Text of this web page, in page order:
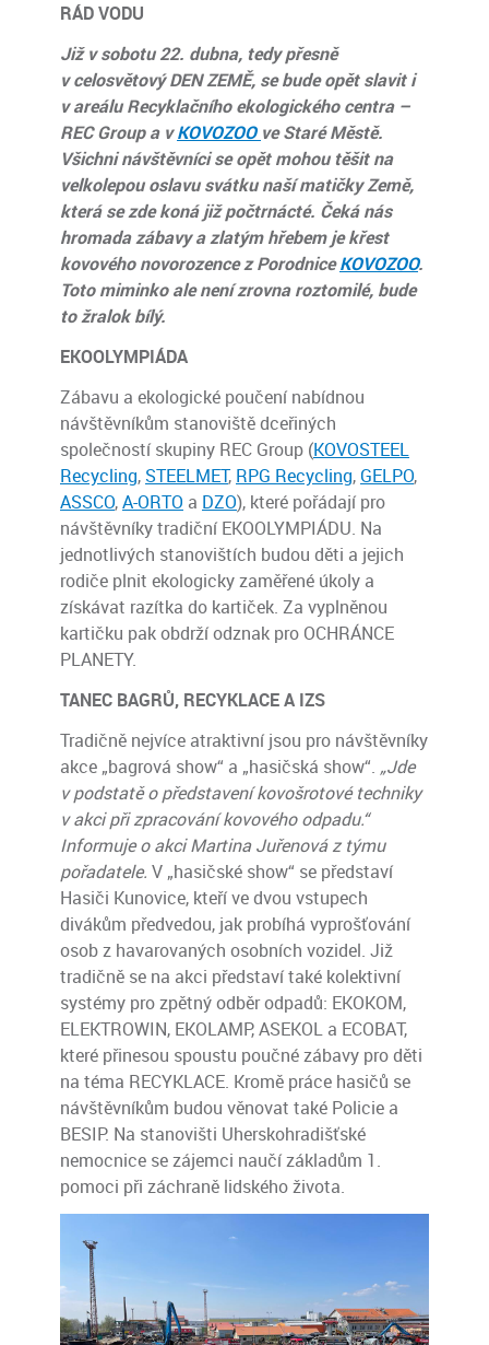
RÁD VODU
Již v sobotu 22. dubna, tedy přesně
v celosvětový DEN ZEMĚ, se bude opět slavit i
v areálu Recyklačního ekologického centra –
REC Group a vKOVOZOO ve Staré Městě.
Všichni návštěvníci se opět mohou těšit na
velkolepou oslavu svátku naší matičky Země,
která se zde koná již počtrnácté. Čeká nás
hromada zábavy a zlatým hřebem je křest
kovového novorozence z PorodniceKOVOZOO.
Toto miminko ale není zrovna roztomilé, bude
to žralok bílý.
EKOOLYMPIÁDA
Zábavu a ekologické poučení nabídnou
návštěvníkům stanoviště dceřiných
společností skupiny REC Group (KOVOSTEEL
Recycling, STEELMET, RPG Recycling, GELPO,
ASSCO,A-ORTO a DZO), které pořádají pro
návštěvníky tradiční EKOOLYMPIÁDU. Na
jednotlivých stanovištích budou děti a jejich
rodiče plnit ekologicky zaměřené úkoly a
získávat razítka do kartiček. Za vyplněnou
kartičku pak obdrží odznak pro OCHRÁNCE
PLANETY.
TANEC BAGRŮ, RECYKLACE A IZS
Tradičně nejvíce atraktivní jsou pro návštěvníky
akce „bagrová show“ a „hasičská show“. „Jde
v podstatě o představení kovošrotové techniky
v akci při zpracování kovového odpadu.“
Informuje o akci Martina Juřenová z týmu
pořadatele. V „hasičské show“ se představí
Hasiči Kunovice, kteří ve dvou vstupech
divákům předvedou, jak probíhá vyprošťování
osob z havarovaných osobních vozidel. Již
tradičně se na akci představí také kolektivní
systémy pro zpětný odběr odpadů: EKOKOM,
ELEKTROWIN, EKOLAMP, ASEKOL a ECOBAT,
které přinesou spoustu poučné zábavy pro děti
na téma RECYKLACE. Kromě práce hasičů se
návštěvníkům budou věnovat také Policie a
BESIP. Na stanovišti Uherskohradišťské
nemocnice se zájemci naučí základům 1.
pomoci při záchraně lidského života.